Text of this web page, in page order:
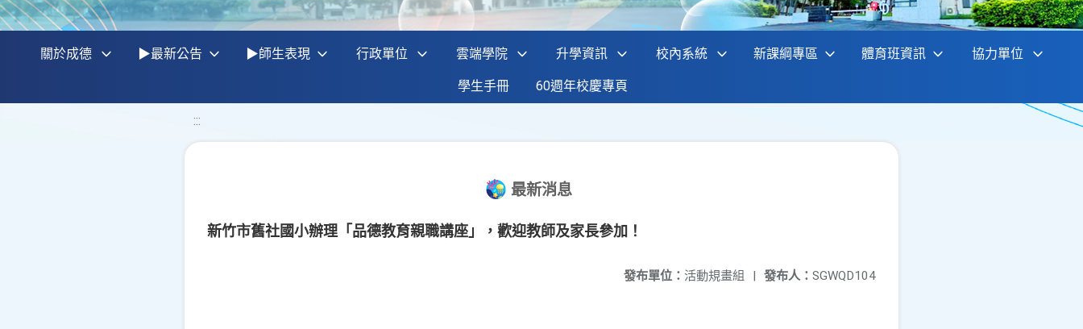
關於成德 ▶最新公告 ▶師生表現 行政單位 雲端學院 升學資訊 校內系統 新課綱專區 體育班資訊 協力單位
學生手冊 60週年校慶專頁
:::
最新消息
新竹市舊社國小辦理「品德教育親職講座」，歡迎教師及家長參加！
發布人： SGWQD104
發布單位： 活動規畫組 |